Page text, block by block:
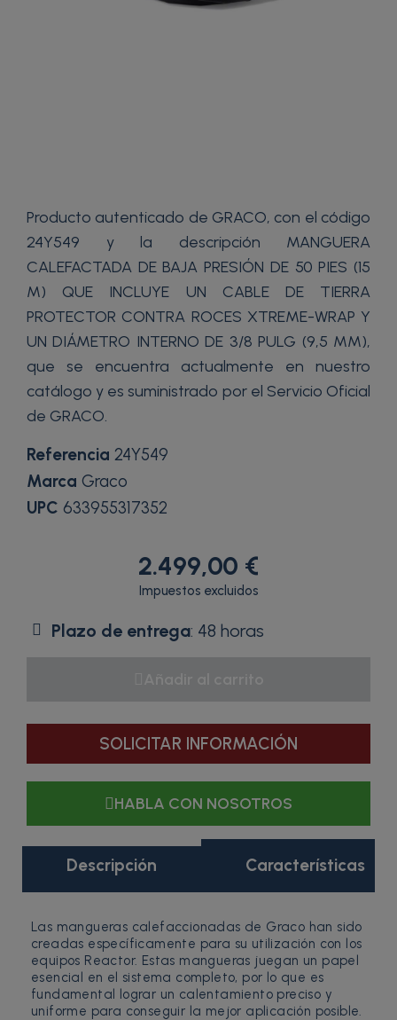
Producto autenticado de GRACO, con el código
24Y549 y la descripción MANGUERA
CALEFACTADA DE BAJA PRESIÓN DE 50 PIES (15
M) QUE INCLUYE UN CABLE DE TIERRA
PROTECTOR CONTRA ROCES XTREME-WRAP Y
UN DIÁMETRO INTERNO DE 3/8 PULG (9,5 MM),
que se encuentra actualmente en nuestro
catálogo y es suministrado por el Servicio Oficial
de GRACO.
Referencia 24Y549
Marca Graco
UPC 633955317352
2.499,00 €
Impuestos excluidos
Plazo de entrega: 48 horas
SOLICITAR INFORMACIÓN
HABLA CON NOSOTROS
Descripción Características
Las mangueras calefaccionadas de Graco han sido
creadas específicamente para su utilización con los
equipos Reactor. Estas mangueras juegan un papel
esencial en el sistema completo, por lo que es
fundamental lograr un calentamiento preciso y
uniforme para conseguir la mejor aplicación posible.